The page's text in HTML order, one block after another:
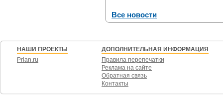
Все новости
НАШИ ПРОЕКТЫ
Prian.ru
ДОПОЛНИТЕЛЬНАЯ ИНФОРМАЦИЯ
Правила перепечатки
Реклама на сайте
Обратная связь
Контакты